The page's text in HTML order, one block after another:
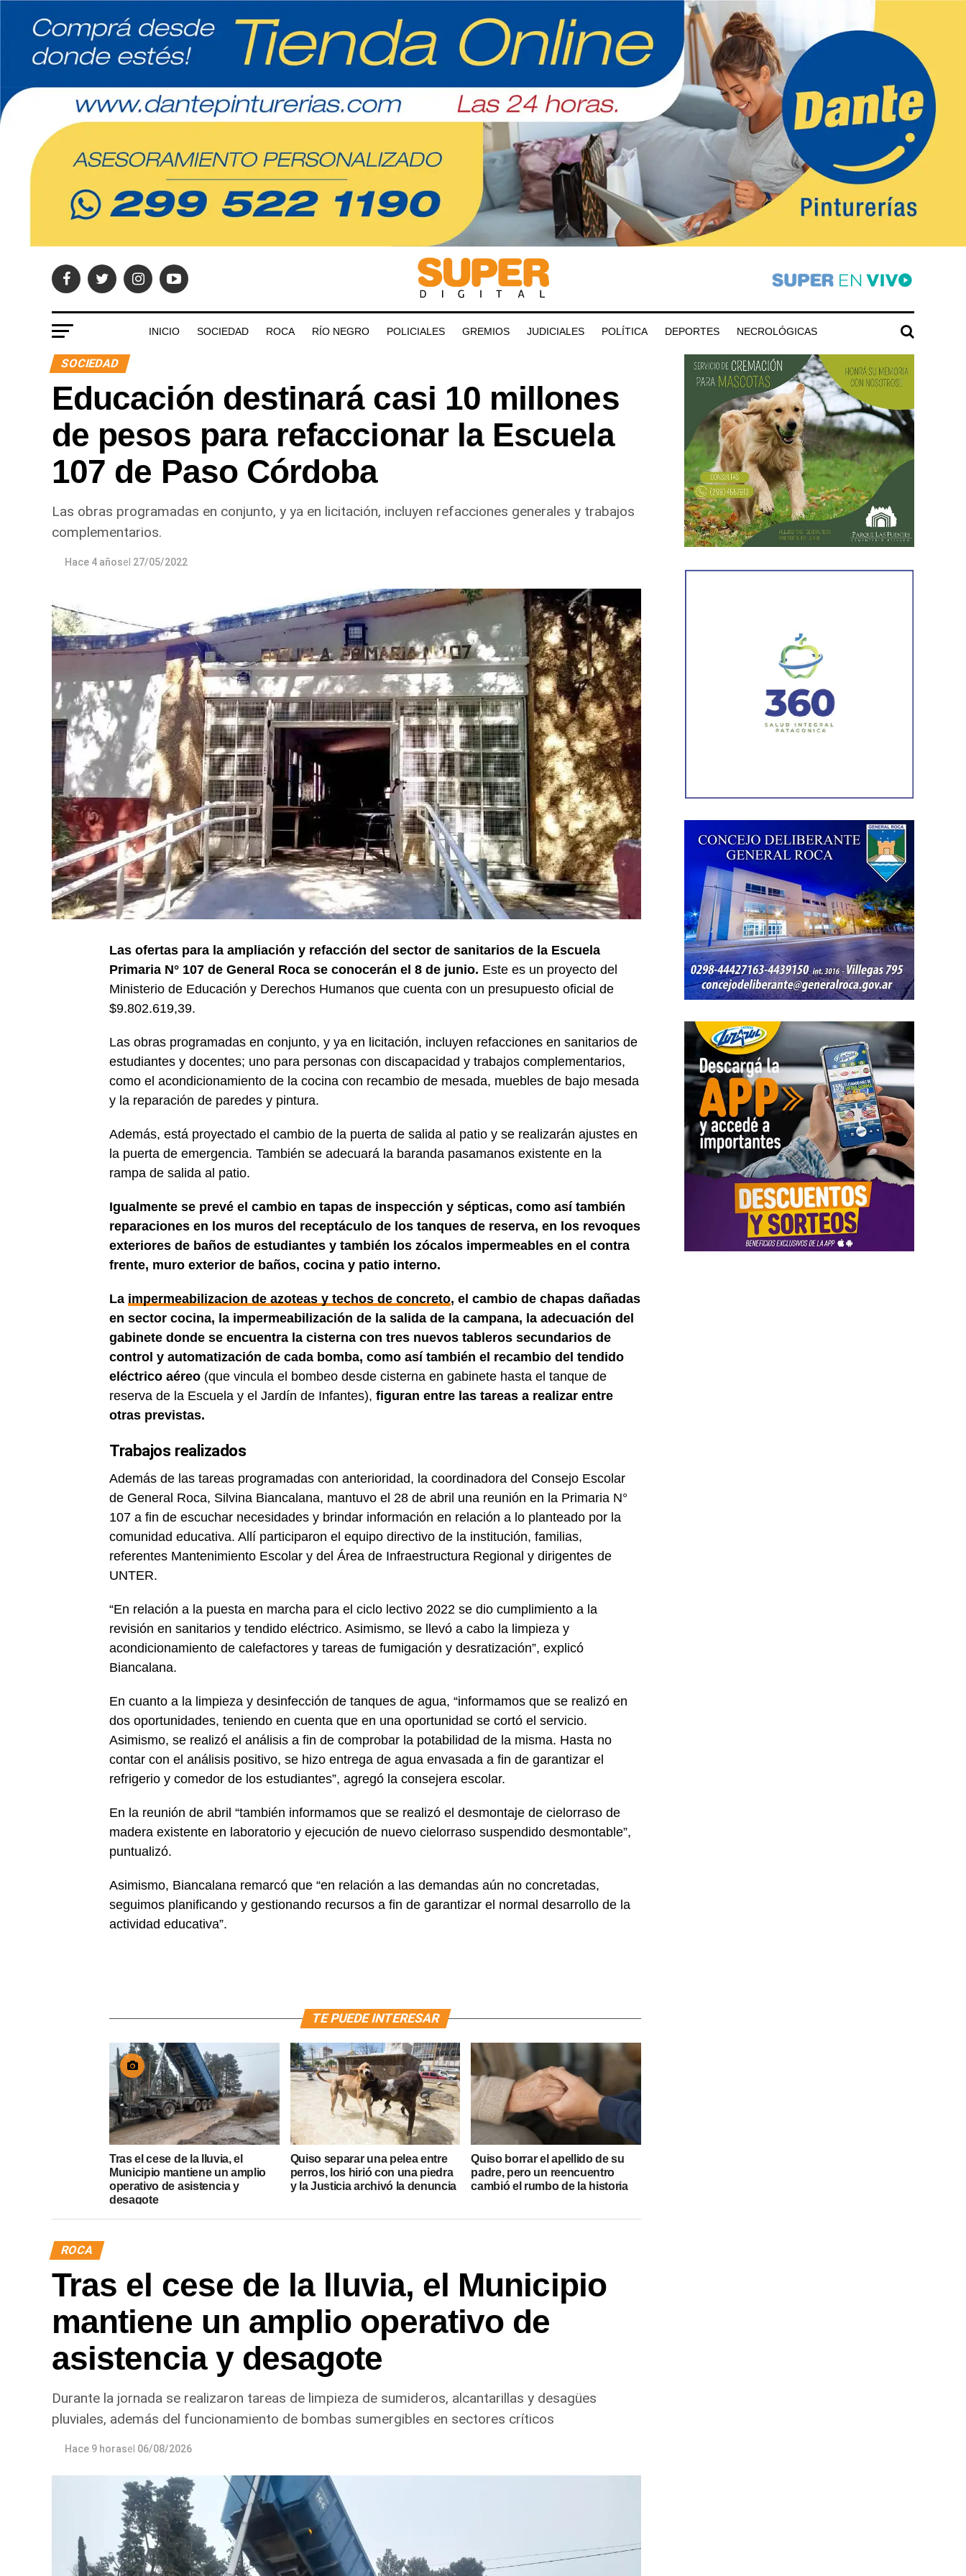
INICIO SOCIEDAD ROCA RÍO NEGRO POLICIALES GREMIOS JUDICIALES POLÍTICA DEPORTES NECROLÓGICAS
SOCIEDAD
Educación destinará casi 10 millones
de pesos para refaccionar la Escuela
107 de Paso Córdoba
Las obras programadas en conjunto, y ya en licitación, incluyen refacciones generales y trabajos
complementarios.
Hace 4 añosel 27/05/2022
Las ofertas para la ampliación y refacción del sector de sanitarios de la Escuela
Primaria N° 107 de General Roca se conocerán el 8 de junio. Este es un proyecto del
Ministerio de Educación y Derechos Humanos que cuenta con un presupuesto oficial de
$9.802.619,39.
Las obras programadas en conjunto, y ya en licitación, incluyen refacciones en sanitarios de
estudiantes y docentes; uno para personas con discapacidad y trabajos complementarios,
como el acondicionamiento de la cocina con recambio de mesada, muebles de bajo mesada
y la reparación de paredes y pintura.
Además, está proyectado el cambio de la puerta de salida al patio y se realizarán ajustes en
la puerta de emergencia. También se adecuará la baranda pasamanos existente en la
rampa de salida al patio.
Igualmente se prevé el cambio en tapas de inspección y sépticas, como así también
reparaciones en los muros del receptáculo de los tanques de reserva, en los revoques
exteriores de baños de estudiantes y también los zócalos impermeables en el contra
frente, muro exterior de baños, cocina y patio interno.
La impermeabilizacion de azoteas y techos de concreto, el cambio de chapas dañadas
en sector cocina, la impermeabilización de la salida de la campana, la adecuación del
gabinete donde se encuentra la cisterna con tres nuevos tableros secundarios de
control y automatización de cada bomba, como así también el recambio del tendido
eléctrico aéreo (que vincula el bombeo desde cisterna en gabinete hasta el tanque de
reserva de la Escuela y el Jardín de Infantes), figuran entre las tareas a realizar entre
otras previstas.
Trabajos realizados
Además de las tareas programadas con anterioridad, la coordinadora del Consejo Escolar
de General Roca, Silvina Biancalana, mantuvo el 28 de abril una reunión en la Primaria N°
107 a fin de escuchar necesidades y brindar información en relación a lo planteado por la
comunidad educativa. Allí participaron el equipo directivo de la institución, familias,
referentes Mantenimiento Escolar y del Área de Infraestructura Regional y dirigentes de
UNTER.
“En relación a la puesta en marcha para el ciclo lectivo 2022 se dio cumplimiento a la
revisión en sanitarios y tendido eléctrico. Asimismo, se llevó a cabo la limpieza y
acondicionamiento de calefactores y tareas de fumigación y desratización”, explicó
Biancalana.
En cuanto a la limpieza y desinfección de tanques de agua, “informamos que se realizó en
dos oportunidades, teniendo en cuenta que en una oportunidad se cortó el servicio.
Asimismo, se realizó el análisis a fin de comprobar la potabilidad de la misma. Hasta no
contar con el análisis positivo, se hizo entrega de agua envasada a fin de garantizar el
refrigerio y comedor de los estudiantes”, agregó la consejera escolar.
En la reunión de abril “también informamos que se realizó el desmontaje de cielorraso de
madera existente en laboratorio y ejecución de nuevo cielorraso suspendido desmontable”,
puntualizó.
Asimismo, Biancalana remarcó que “en relación a las demandas aún no concretadas,
seguimos planificando y gestionando recursos a fin de garantizar el normal desarrollo de la
actividad educativa”.
TE PUEDE INTERESAR
Tras el cese de la lluvia, el
Municipio mantiene un amplio
operativo de asistencia y
desagote
Quiso separar una pelea entre
perros, los hirió con una piedra
y la Justicia archivó la denuncia
Quiso borrar el apellido de su
padre, pero un reencuentro
cambió el rumbo de la historia
ROCA
Tras el cese de la lluvia, el Municipio
mantiene un amplio operativo de
asistencia y desagote
Durante la jornada se realizaron tareas de limpieza de sumideros, alcantarillas y desagües
pluviales, además del funcionamiento de bombas sumergibles en sectores críticos
Hace 9 horasel 06/08/2026